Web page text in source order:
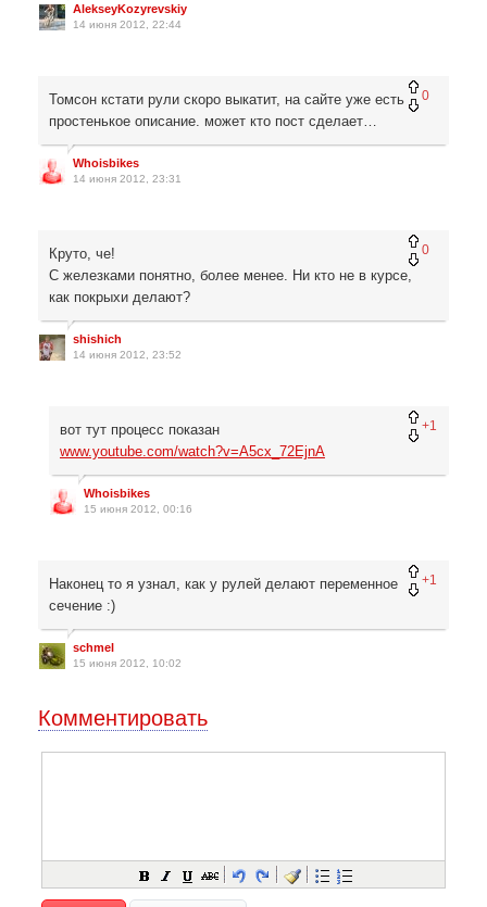
AlekseyKozyrevskiy
14 июня 2012, 22:44
0
Томсон кстати рули скоро выкатит, на сайте уже есть
простенькое описание. может кто пост сделает…
Whoisbikes
14 июня 2012, 23:31
0
Круто, че!
С железками понятно, более менее. Ни кто не в курсе,
как покрыхи делают?
shishich
14 июня 2012, 23:52
+1
вот тут процесс показан
www.youtube.com/watch?v=A5cx_72EjnA
Whoisbikes
15 июня 2012, 00:16
+1
Наконец то я узнал, как у рулей делают переменное
сечение :)
schmel
15 июня 2012, 10:02
Комментировать